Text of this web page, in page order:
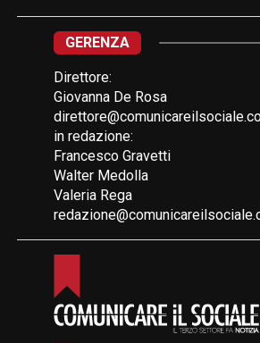
GERENZA
Direttore:
Giovanna De Rosa
in redazione:
Francesco Gravetti
Walter Medolla
Valeria Rega